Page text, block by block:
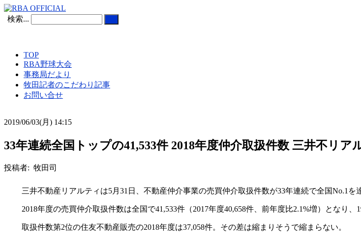
検索...
TOP
RBA野球大会
事務局だより
牧田記者のこだわり記事
お問い合せ
2019/06/03(月) 14:15
33年連続全国トップの41,533件 2018年度仲介取扱件数 三井不リア
投稿者: 牧田司
三井不動産リアルティは5月31日、不動産仲介事業の売買仲介取扱件数が33年連続で全国No.1を
2018年度の売買仲介取扱件数は全国で41,533件（2017年度40,658件、前年度比2.1%増）となり、
取扱件数第2位の住友不動産販売の2018年度は37,058件。その差は縮まりそうで縮まらない。